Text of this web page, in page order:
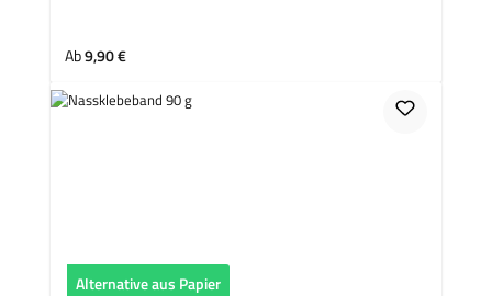
Regulärer Preis:
Ab9,90 €
Alternative aus Papier